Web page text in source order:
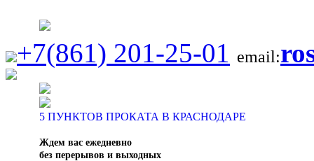
+7(861) 201-25-01 email:
5 ПУНКТОВ ПРОКАТА В КРАСНОДАРЕ
Ждем вас ежедневно
без перерывов и выходных